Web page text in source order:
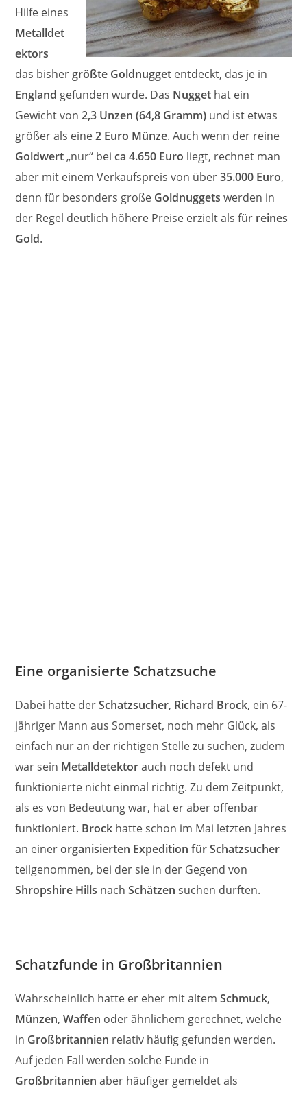
Hilfe eines
Metalldet
ektors
das bisher größte Goldnugget entdeckt, das je in
England gefunden wurde. Das Nugget hat ein
Gewicht von2,3 Unzen (64,8 Gramm) und ist etwas
größer als eine2 Euro Münze. Auch wenn der reine
Goldwert„nur“ bei ca 4.650 Euro liegt, rechnet man
aber mit einem Verkaufspreis von über35.000 Euro,
denn für besonders große Goldnuggets werden in
der Regel deutlich höhere Preise erzielt als für reines
Gold.
Eine organisierte Schatzsuche
Dabei hatte derSchatzsucher, Richard Brock, ein 67-
jähriger Mann aus Somerset, noch mehr Glück, als
einfach nur an der richtigen Stelle zu suchen, zudem
war sein Metalldetektorauch noch defekt und
funktionierte nicht einmal richtig. Zu dem Zeitpunkt,
als es von Bedeutung war, hat er aber offenbar
funktioniert. Brock hatte schon im Mai letzten Jahres
an einerorganisierten Expedition für Schatzsucher
teilgenommen, bei der sie in der Gegend von
Shropshire Hills nachSchätzen suchen durften.
Schatzfunde in Großbritannien
Wahrscheinlich hatte er eher mit altemSchmuck,
Münzen,Waffen oder ähnlichem gerechnet, welche
in Großbritannien relativ häufig gefunden werden.
Auf jeden Fall werden solche Funde in
Großbritannien aber häufiger gemeldet als